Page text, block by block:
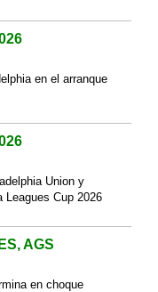
en el arranque
Union y
Leagues Cup 2026
AGS
en choque